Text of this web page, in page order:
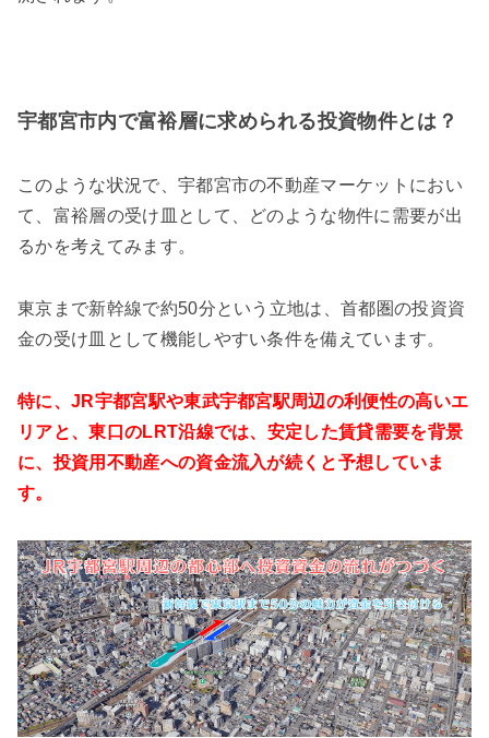
宇都宮市内で富裕層に求められる投資物件とは？
このような状況で、宇都宮市の不動産マーケットにおい
て、富裕層の受け皿として、どのような物件に需要が出
るかを考えてみます。
東京まで新幹線で約50分という立地は、首都圏の投資資
金の受け皿として機能しやすい条件を備えています。
特に、JR宇都宮駅や東武宇都宮駅周辺の利便性の高いエ
リアと、東口のLRT沿線では、安定した賃貸需要を背景
に、投資用不動産への資金流入が続くと予想していま
す。